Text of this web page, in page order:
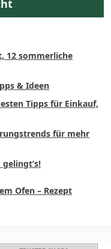
12 sommerliche
& Ideen
Tipps für Einkauf,
für mehr
Ofen – Rezept